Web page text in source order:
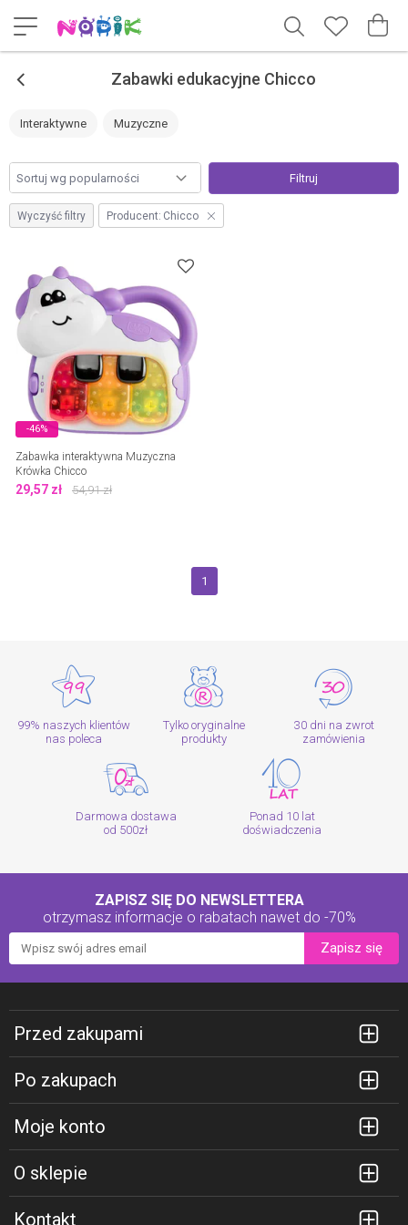
< Zabawki edukacyjne Chicco
Interaktywne Muzyczne
Filtruj
Wyczyść filtry Producent: Chicco
-46%
Zabawka interaktywna Muzyczna
Krówka Chicco
29,57 zł 54,91zł
1
99% naszych klientów
nas poleca
Tylko oryginalne
produkty
30 dni na zwrot
zamówienia
Darmowa dostawa
od 500zł
Ponad 10 lat
doświadczenia
ZAPISZ SIĘ DO NEWSLETTERA
otrzymasz informacje o rabatach nawet do -70%
Zapisz się
Przed zakupami
Po zakupach
Moje konto
O sklepie
Kontakt